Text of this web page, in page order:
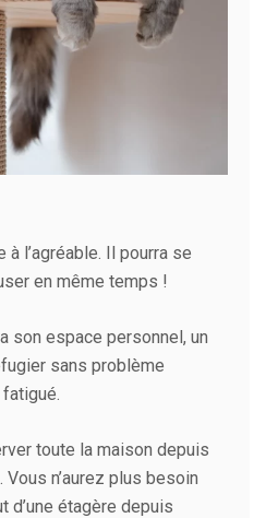
à l’agréable. Il pourra se
en même temps !
son espace personnel, un
sans problème
toute la maison depuis
n’aurez plus besoin
d’une étagère depuis